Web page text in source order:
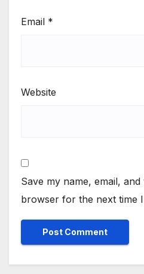
Email *
Website
Save my name, email, and
browser for the next time